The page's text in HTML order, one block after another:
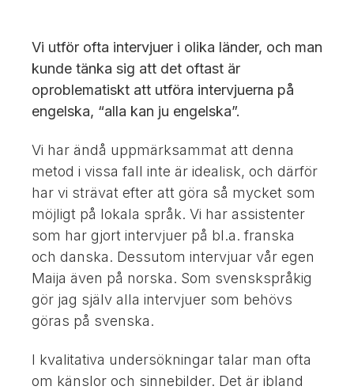
Vi utför ofta intervjuer i olika länder, och man
kunde tänka sig att det oftast är
oproblematiskt att utföra intervjuerna på
engelska, “alla kan ju engelska”.
Vi har ändå uppmärksammat att denna
metod i vissa fall inte är idealisk, och därför
har vi strävat efter att göra så mycket som
möjligt på lokala språk. Vi har assistenter
som har gjort intervjuer på bl.a. franska
och danska. Dessutom intervjuar vår egen
Maija även på norska. Som svenskspråkig
gör jag själv alla intervjuer som behövs
göras på svenska.
I kvalitativa undersökningar talar man ofta
om känslor och sinnebilder. Det är ibland